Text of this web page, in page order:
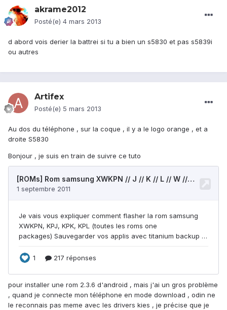
akrame2012
Posté(e) 4 mars 2013
d abord vois derier la battrei si tu a bien un s5830 et pas s5839i
ou autres
Artifex
Posté(e) 5 mars 2013
Au dos du téléphone , sur la coque , il y a le logo orange , et a
droite S5830
Bonjour , je suis en train de suivre ce tuto
pour installer une rom 2.3.6 d'android , mais j'ai un gros problème
, quand je connecte mon téléphone en mode download , odin ne
le reconnais pas meme avec les drivers kies , je précise que je